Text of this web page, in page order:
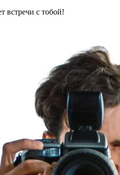
встречи с тобой!